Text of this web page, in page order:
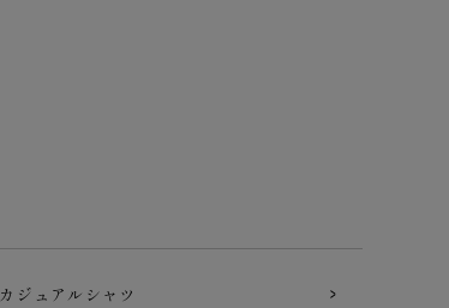
カジュアルシャツ